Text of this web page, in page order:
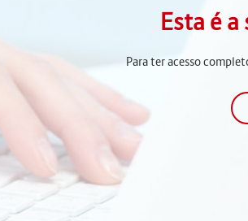
Esta é
Para ter acesso